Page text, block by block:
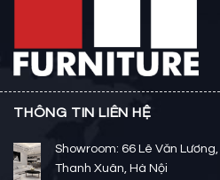
THÔNG TIN LIÊN HỆ
Showroom: 66 Lê Văn
Thanh Xuân, Hà Nội